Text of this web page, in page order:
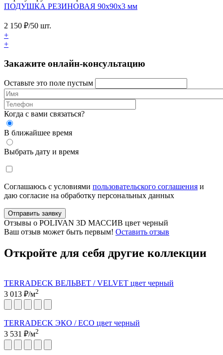
ПОДУШКА РЕЗИНОВАЯ 90х90х3 мм
2 150 ₽/50 шт.
+
+
Закажите онлайн-консультацию
Оставьте это поле пустым
Когда с вами связаться?
В ближайшее время
Выбрать дату и время
Соглашаюсь с условиями пользовательского соглашения и
даю согласие на обработку персональных данных
Отправить заявку
Отзывы о POLIVAN 3D МАССИВ цвет черный
Ваш отзыв может быть первым! Оставить отзыв
Откройте для себя другие коллекции
TERRADECK ВЕЛЬВЕТ / VELVET цвет черный
3 013 ₽/м2
TERRADECK ЭКО / ECO цвет черный
3 531 ₽/м2